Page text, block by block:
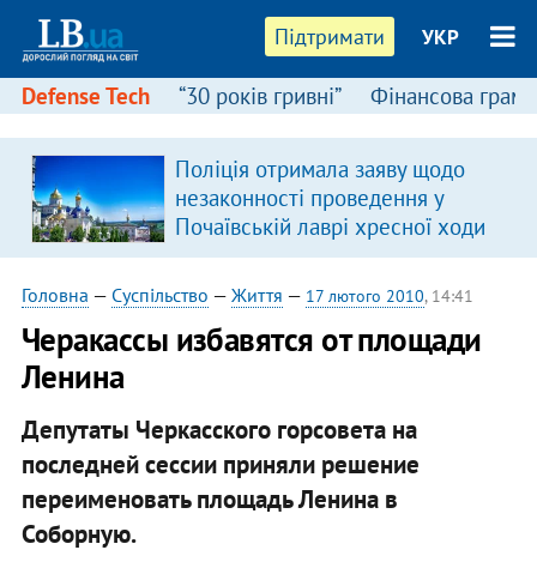
Підтримати УКР
Defense Tech “30 років гривні” Фінансова
Поліція отримала заяву щодо
незаконності проведення у
Почаївській лаврі хресної ходи
Головна — Суспільство — Життя — 17 лютого 2010, 14:41
Черакассы избавятся от площади
Ленина
Депутаты Черкасского горсовета на
последней сессии приняли решение
переименовать площадь Ленина в
Соборную.